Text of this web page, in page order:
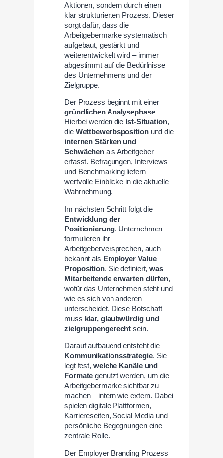
Aktionen, sondern durch einen
klar strukturierten Prozess. Dieser
sorgt dafür, dass die
Arbeitgebermarke systematisch
aufgebaut, gestärkt und
weiterentwickelt wird – immer
abgestimmt auf die Bedürfnisse
des Unternehmens und der
Zielgruppe.
Der Prozess beginnt mit einer
gründlichen Analysephase.
Hierbei werden die Ist-Situation,
die Wettbewerbspositionund die
internen Stärken und
Schwächen als Arbeitgeber
erfasst. Befragungen, Interviews
und Benchmarking liefern
wertvolle Einblicke in die aktuelle
Wahrnehmung.
Im nächsten Schritt folgt die
Entwicklung der
Positionierung. Unternehmen
formulieren ihr
Arbeitgeberversprechen, auch
bekannt als Employer Value
Proposition. Sie definiert,was
Mitarbeitende erwarten dürfen,
wofür das Unternehmen steht und
wie es sich von anderen
unterscheidet. Diese Botschaft
muss klar, glaubwürdig und
zielgruppengerecht sein.
Darauf aufbauend entsteht die
Kommunikationsstrategie. Sie
legt fest, welche Kanäle und
Formate genutzt werden, um die
Arbeitgebermarke sichtbar zu
machen – intern wie extern. Dabei
spielen digitale Plattformen,
Karriereseiten, Social Media und
persönliche Begegnungen eine
zentrale Rolle.
Der Employer Branding Prozess